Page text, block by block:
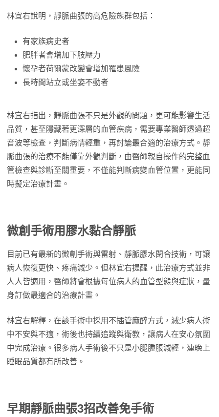
林宜右說明，靜脈曲張的高危險族群包括：
有家族病史者
肥胖者會增加下肢壓力
懷孕者荷爾蒙改變會增加罹患風險
長時間站立或坐姿不動者
林宜右指出，靜脈曲張不只是外觀的問題，更可能影響生活
品質，甚至隱藏著更深層的血管疾病，需要專業醫師透過超
音波等檢查，判斷病情輕重，再討論最合適的治療方式。靜
脈曲張的治療不能僅靠外觀判斷，由醫師親自操作的完整血
管檢查與診斷至關重要，不僅能判斷病變血管位置，更能同
時擬定治療計畫。
微創手術用膠水黏合靜脈
目前已有最新的微創手術與雷射、靜脈膠水閉合技術，可讓
病人恢復更快、疼痛減少。但林宜右提醒，此治療方式並非
人人皆適用，醫師將會根據每位病人的血管型態與症狀，量
身訂做最適合的治療計畫。
林宜右解釋，在該手術中採用不插管麻醉方式，減少病人術
中不安與不適，術後也持續追蹤與衛教，讓病人在安心氛圍
中完成治療。很多病人手術後不只是小腿腫脹減輕，連晚上
睡眠品質都有所改善。
早期靜脈曲張3招改善免手術